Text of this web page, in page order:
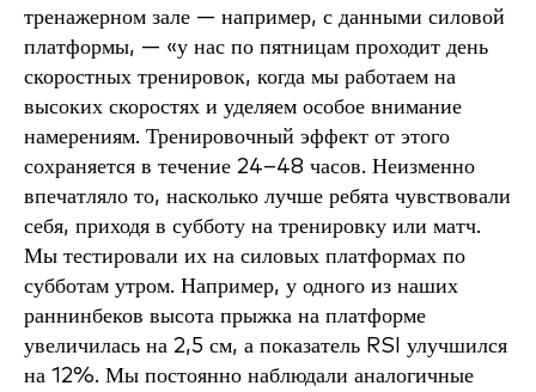
тренажерном зале — например, с данными силовой
платформы, — «у нас по пятницам проходит день
скоростных тренировок, когда мы работаем на
высоких скоростях и уделяем особое внимание
намерениям. Тренировочный эффект от этого
сохраняется в течение 24–48 часов. Неизменно
впечатляло то, насколько лучше ребята чувствовали
себя, приходя в субботу на тренировку или матч.
Мы тестировали их на силовых платформах по
субботам утром. Например, у одного из наших
раннинбеков высота прыжка на платформе
увеличилась на 2,5 см, а показатель RSI улучшился
на 12%. Мы постоянно наблюдали аналогичные